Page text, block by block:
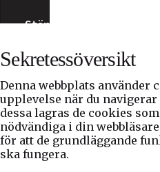
Stäng
Sekretessöversikt
Denna webbplats använder
upplevelse när du navigerar
dessa lagras de cookies
nödvändiga i din
för att de grundläggande
ska fungera.